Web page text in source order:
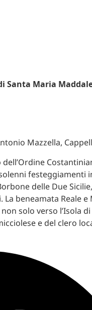
Santa Maria
Mazzella,
festeggiamenti
delle Due
beneamata Reale
solo verso l’Isola
e del clero